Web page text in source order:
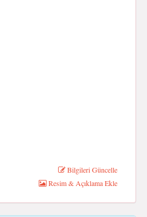
Bilgileri Güncelle
Resim & Açıklama Ekle